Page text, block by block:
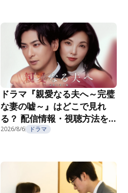
ドラマ『親愛なる夫へ～完璧
な妻の嘘～』はどこで見れ
る？ 配信情報・視聴方法を
紹介
2026/8/6 ドラマ